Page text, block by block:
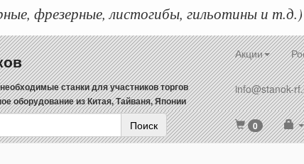
фрезерные, листогибы, гильотины и т.д.)
станки для участников торгов
оборудование из Китая, Тайваня, Японии
Поиск
Акции
info@stanok-
0